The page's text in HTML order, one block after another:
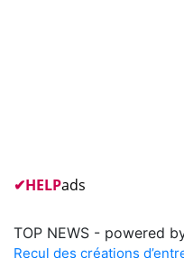
✔HELPads